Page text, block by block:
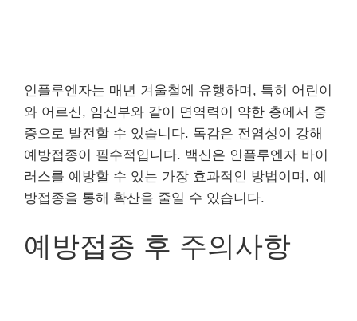
인플루엔자는 매년 겨울철에 유행하며, 특히 어린이
와 어르신, 임신부와 같이 면역력이 약한 층에서 중
증으로 발전할 수 있습니다. 독감은 전염성이 강해
예방접종이 필수적입니다. 백신은 인플루엔자 바이
러스를 예방할 수 있는 가장 효과적인 방법이며, 예
방접종을 통해 확산을 줄일 수 있습니다.
예방접종 후 주의사항